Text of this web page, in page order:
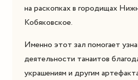
на раскопках в городищах
Кобяковское.
Именно этот зал помогает
деятельности танаитов
украшениям и другим